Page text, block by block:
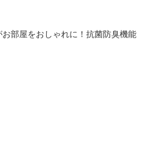
お部屋をおしゃれに！抗菌防臭機能